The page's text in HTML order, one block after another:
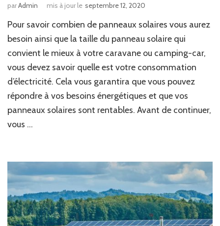
parAdmin mis à jour le septembre 12, 2020
Pour savoir combien de panneaux solaires vous aurez
besoin ainsi que la taille du panneau solaire qui
convient le mieux à votre caravane ou camping-car,
vous devez savoir quelle est votre consommation
d’électricité. Cela vous garantira que vous pouvez
répondre à vos besoins énergétiques et que vos
panneaux solaires sont rentables. Avant de continuer,
vous …